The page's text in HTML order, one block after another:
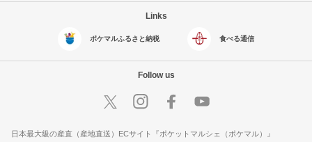
Links
ポケマルふるさと納税 食べる通信
Follow us
日本最大級の産直（産地直送）ECサイト『ポケットマルシェ（ポケマル）』